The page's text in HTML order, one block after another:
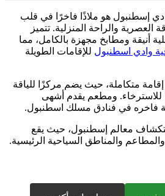
إسطنبول هو ملاذًا فاخرًا في قلب
العصرية والراحة المنزلية. تتميز
أنيقة ومطابخ مجهزة بالكامل، مما
وادي اسطنبول للإقامات الطويلة
متكاملة، حيث يضم مركزًا للياقة
للاسترخاء. ومطعم يقدم أشهى
فاخره في فنادق مسلك اسطنبول.
معالم إسطنبول، حيث يقع
والمناطق السياحية الرئيسية.